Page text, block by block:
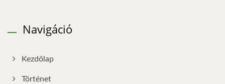
Navigáció
Kezdőlap
Történet